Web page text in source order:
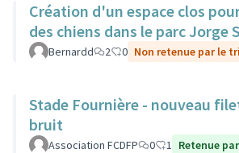
Création d'un espace clos
des chiens dans le parc Jorge
Bernardd 2 0 Non retenue par le
Stade Fournière - nouveau
bruit
Association FCDFP 0 1 Retenue